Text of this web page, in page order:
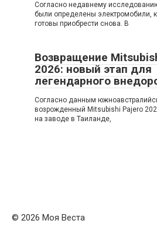
Согласно недавнему
были определены электромобили,
готовы приобрести снова. В
Возвращение
2026: новый этап для
легендарного
Согласно данным
возрожденный Mitsubishi Pajero
на заводе в Таиланде,
© 2026 Моя Веста